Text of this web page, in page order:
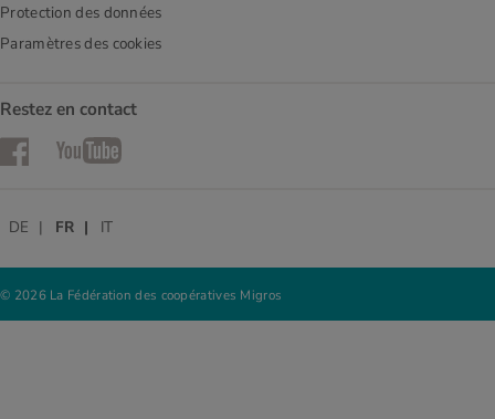
Protection des données
Paramètres des cookies
Restez en contact
FacebookYouTube
© 2026 La Fédération des coopératives Migros
DE FR IT